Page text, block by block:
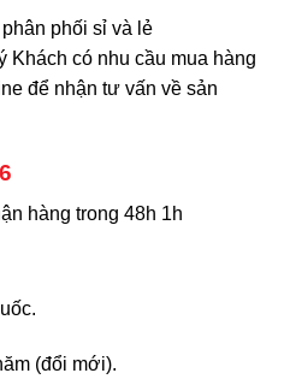
phối sỉ và lẻ
Khách có nhu cầu mua hàng
để nhận tư vấn về sản
hàng trong 48h 1h
(đổi mới).